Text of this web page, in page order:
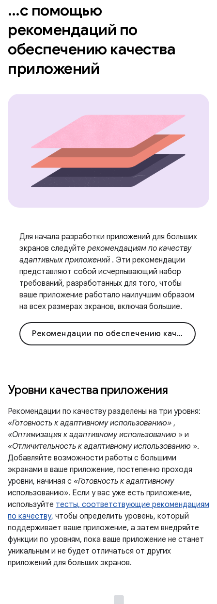
…с помощью
рекомендаций по
обеспечению качества
приложений
Для начала разработки приложений для больших
экранов следуйте рекомендациям по качеству
адаптивных приложений . Эти рекомендации
представляют собой исчерпывающий набор
требований, разработанных для того, чтобы
ваше приложение работало наилучшим образом
на всех размерах экранов, включая большие.
Рекомендации по обеспечению качества
Уровни качества приложения
Рекомендации по качеству разделены на три уровня:
«Готовность к адаптивному использованию» ,
«Оптимизация к адаптивному использованию » и
«Отличительность к адаптивному использованию ».
Добавляйте возможности работы с большими
экранами в ваше приложение, постепенно проходя
уровни, начиная с «Готовность к адаптивному
использованию». Если у вас уже есть приложение,
используйте тесты, соответствующие рекомендациям
по качеству, чтобы определить уровень, который
поддерживает ваше приложение, а затем внедряйте
функции по уровням, пока ваше приложение не станет
уникальным и не будет отличаться от других
приложений для больших экранов.